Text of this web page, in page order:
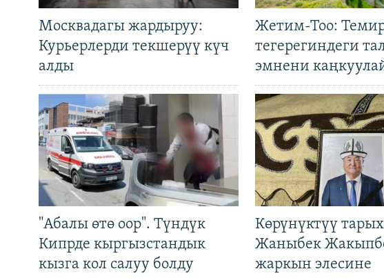
Москвадагы жардыруу:
Курьерлерди текшерүү күч
алды
Жетим-Тоо:
тегерегиндеги
эмнени
"Абалы өтө оор". Түндүк
Кипрде кыргызстандык
кызга кол салуу болду
Көрүнүктүү
Жаныбек
жаркын элесине